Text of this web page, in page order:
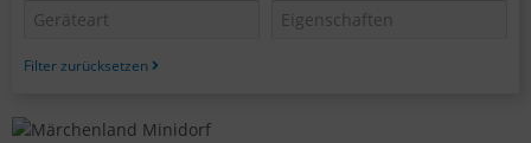
Filter zurücksetzen